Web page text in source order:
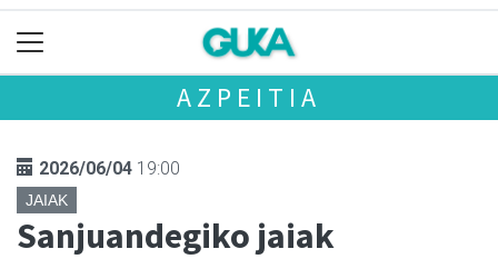
AZPEITIA
2026/06/04 19:00
JAIAK
Sanjuandegiko jaiak